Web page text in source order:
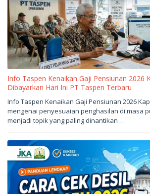
Info Taspen Kenaikan Gaji Pensiunan 2026
Dibayarkan Hari Ini PT Taspen Terbaru
Juni
oleh
sukantengah
Info Taspen Kenaikan Gaji Pensiunan 2026
mengenai penyesuaian penghasilan di masa
menjadi topik yang paling dinantikan …